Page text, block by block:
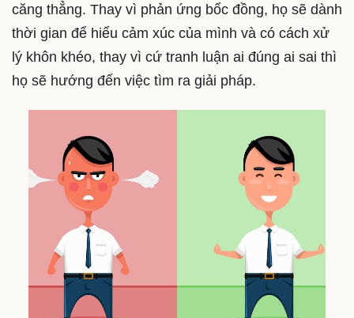
căng thẳng. Thay vì phản ứng bốc đồng, họ sẽ dành
thời gian để hiểu cảm xúc của mình và có cách xử
lý khôn khéo, thay vì cứ tranh luận ai đúng ai sai thì
họ sẽ hướng đến việc tìm ra giải pháp.